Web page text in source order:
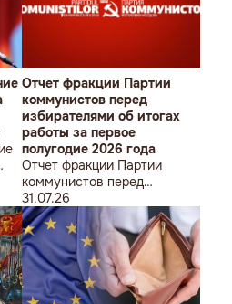
Отчет фракции Партии
коммунистов перед
избирателями об итогах
работы за первое
полугодие 2026 года
Отчет фракции Партии
коммунистов перед
избирателями об итогах
работы за первое полугодие
2026 года
31.07.26